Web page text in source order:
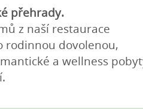
přehrady.
z naší restaurace
rodinnou dovolenou,
a wellness